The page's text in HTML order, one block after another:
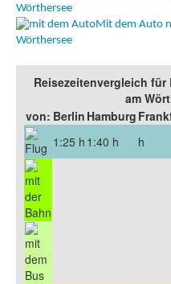
Wörthersee
Mit dem Auto
Wörthersee
Reisezeitenvergleich
am
von: Berlin Hamburg
1:25 h 1:40 h h